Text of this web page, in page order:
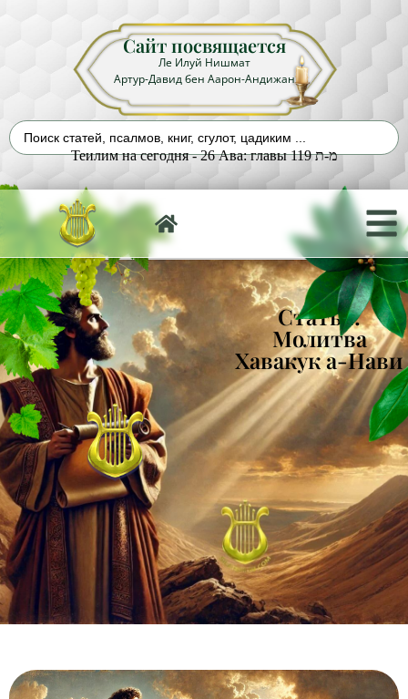
Сайт посвящается
Ле Илуй Нишмат
Артур-Давид бен Аарон-Андижан
Теилим на сегодня - 26 Ава: главы 119 מ-ת
Статья:
Молитва
Хавакук а-Нави